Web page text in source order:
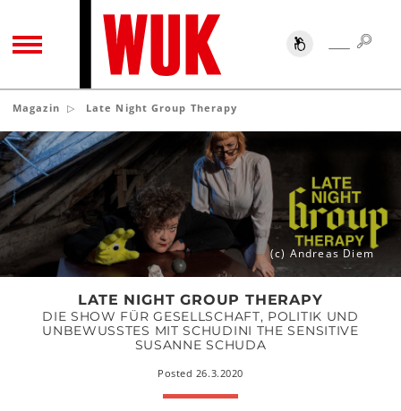
TOGGLE NAVIGATION SUCHE
Magazin Late Night Group Therapy
Late
Night
Group
Therapy
(c) Andreas Diem
LATE NIGHT GROUP THERAPY
DIE SHOW FÜR GESELLSCHAFT, POLITIK UND
UNBEWUSSTES MIT SCHUDINI THE SENSITIVE
SUSANNE SCHUDA
Posted 26.3.2020